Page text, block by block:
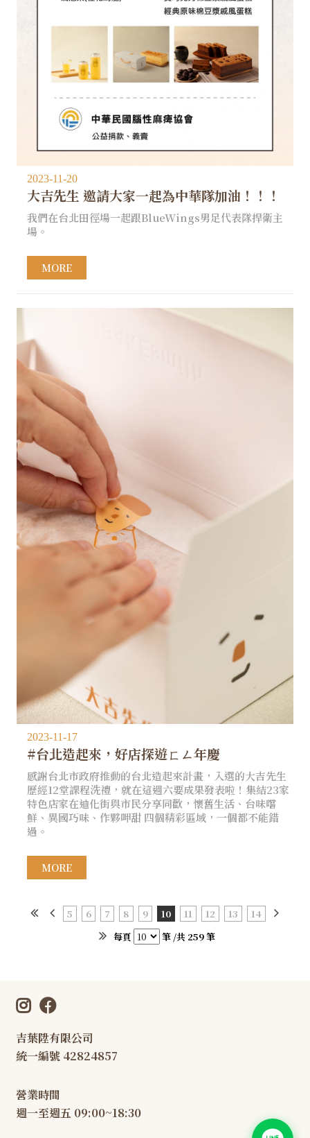
2023-11-20
大吉先生 邀請大家一起為中華隊加油！！！
我們在台北田徑場一起跟BlueWings男足代表隊捍衛主
場。
MORE
2023-11-17
#台北造起來，好店探遊ㄈㄥ年慶
感謝台北市政府推動的台北造起來計畫，入選的大吉先生
歷經12堂課程洗禮，就在這週六要成果發表啦！集結23家
特色店家在迪化街與市民分享同歡，懷舊生活、台味嚐
鮮、異國巧味、作夥呷甜 四個精彩區域，一個都不能錯
過。
MORE
5 6 7 8 9 10 11 12 13
14
每頁
筆 /共 259 筆
吉葉陞有限公司
統一編號 42824857
營業時間
週一至週五 09:00~18:30